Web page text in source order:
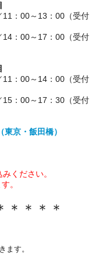
00～13：00（受付
00～17：00 （受付
11：00～14：00（受付
15：00～17：30 （受付
京・飯田橋）
ください。
。
＊＊＊＊
ます。